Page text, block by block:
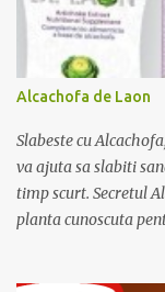
Alcachofa de Laon
Slabeste cu
va ajuta sa slabiti
timp scurt. Secretul
planta cunoscuta